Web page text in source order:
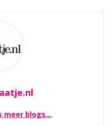
meer blogs…